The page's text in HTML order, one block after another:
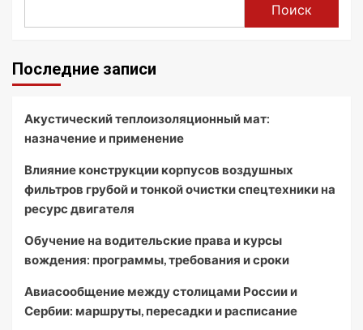
Поиск
Последние записи
Акустический теплоизоляционный мат:
назначение и применение
Влияние конструкции корпусов воздушных
фильтров грубой и тонкой очистки спецтехники на
ресурс двигателя
Обучение на водительские права и курсы
вождения: программы, требования и сроки
Авиасообщение между столицами России и
Сербии: маршруты, пересадки и расписание